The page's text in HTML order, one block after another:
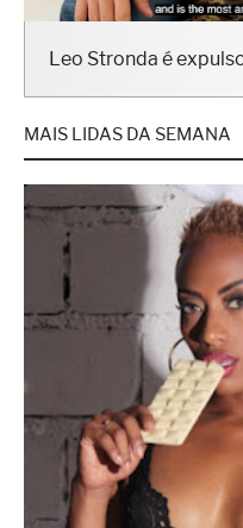
Leo Stronda é
MAIS LIDAS DA SEMANA